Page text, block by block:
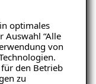
optimales
Auswahl “Alle
von
den Betrieb
zu
und